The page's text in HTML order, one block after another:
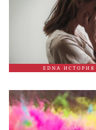
EDNA ИСТОРИЯ